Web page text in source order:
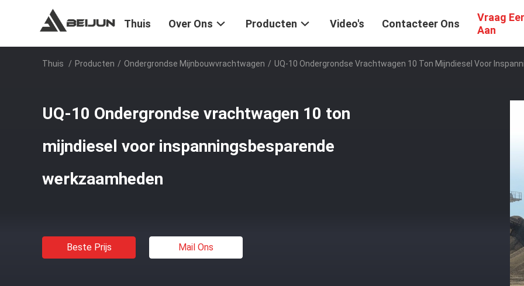
Thuis Over Ons Producten Video's Contacteer Ons
Vraag
Aan
Thuis / Producten / Ondergrondse Mijnbouwvrachtwagen / UQ-10 Ondergrondse Vrachtwagen 10 Ton Mijndiesel Voor
UQ-10 Ondergrondse vrachtwagen 10 ton
mijndiesel voor inspanningsbesparende
werkzaamheden
Beste Prijs Mail Ons